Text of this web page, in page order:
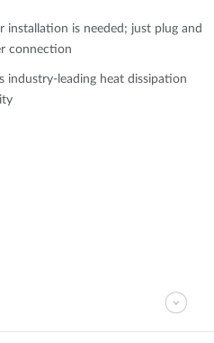
installation is needed; just plug and
connection
industry-leading heat dissipation